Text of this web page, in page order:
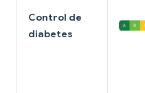
Control de
diabetes